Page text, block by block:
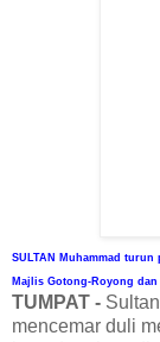
SULTAN Muhammad turun
Majlis Gotong-Royong dan
TUMPAT -
mencemar duli